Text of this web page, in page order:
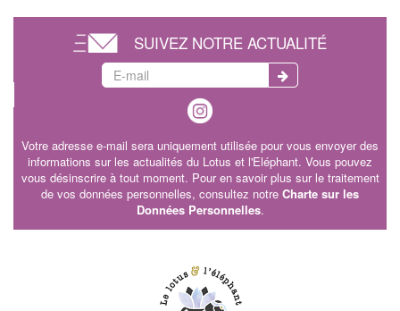
SUIVEZ NOTRE ACTUALITÉ
Votre adresse e-mail sera uniquement utilisée pour vous envoyer des
informations sur les actualités du Lotus et l'Eléphant. Vous pouvez
vous désinscrire à tout moment. Pour en savoir plus sur le traitement
de vos données personnelles, consultez notre Charte sur les
Données Personnelles.